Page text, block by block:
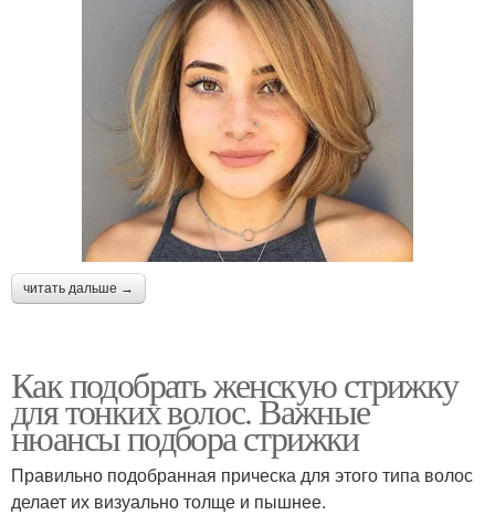
читать дальше →
Как подобрать женскую стрижку
для тонких волос. Важные
нюансы подбора стрижки
Правильно подобранная прическа для этого типа волос
делает их визуально толще и пышнее.